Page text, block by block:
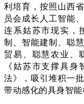
利培育，按照山西
员会成长人工智能
连系姑苏市现实，
制、智能建制、聪
贸易、聪慧农业、
《姑苏市支撑具
法》，吸引堆积一
带动感化的具身智